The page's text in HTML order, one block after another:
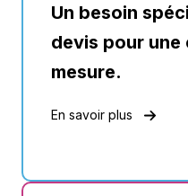
Un besoin
devis pour une
mesure.
En savoir plus